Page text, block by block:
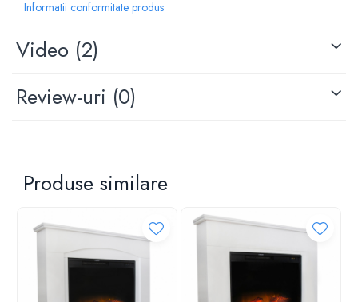
Informatii conformitate produs
Video (2)
Review-uri (0)
Produse similare